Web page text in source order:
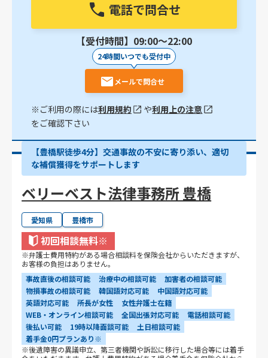
電話で問合せ
【受付時間】09:00〜22:00
24時間いつでも受付中
メールで問合せ
※ご利用の際には利用規約 や利用上の注意
をご確認下さい
【豊橋駅徒歩4分】交通事故の不安に寄り添い、適切
な補償獲得をサポートします
ベリーベスト法律事務所 豊橋
愛知県 豊橋市
初回相談無料※
※弁護士費用特約がある場合相談料を保険会社からいただきますが、
お客様の負担はありません。
事故直後の相談可能
治療中の相談可能
加害者の相談可能
物損事故の相談可能
韓国語対応可能
中国語対応可能
英語対応可能
所長が女性
女性弁護士在籍
WEB・オンライン相談可能
全国出張対応可能
電話相談可能
後払い可能
19時以降面談可能
土日相談可能
着手金0円プランあり※
※後遺障害の異議申立、第三者機関や訴訟に移行した場合等には着手